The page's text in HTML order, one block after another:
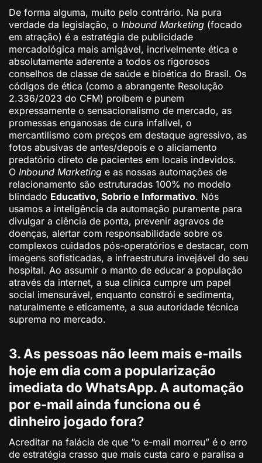
De forma alguma, muito pelo contrário. Na pura
verdade da legislação, o Inbound Marketing (focado
em atração) é a estratégia de publicidade
mercadológica mais amigável, incrivelmente ética e
absolutamente aderente a todos os rigorosos
conselhos de classe de saúde e bioética do Brasil. Os
códigos de ética (como a abrangente Resolução
2.336/2023 do CFM) proíbem e punem
expressamente o sensacionalismo de mercado, as
promessas enganosas de cura infalível, o
mercantilismo com preços em destaque agressivo, as
fotos abusivas de antes/depois e o aliciamento
predatório direto de pacientes em locais indevidos.
O Inbound Marketing e as nossas automações de
relacionamento são estruturadas 100% no modelo
blindado Educativo, Sobrio e Informativo. Nós
usamos a inteligência da automação puramente para
divulgar a ciência de ponta, prevenir agravos de
doenças, alertar com responsabilidade sobre os
complexos cuidados pós-operatórios e destacar, com
imagens sofisticadas, a infraestrutura invejável do seu
hospital. Ao assumir o manto de educar a população
através da internet, a sua clínica cumpre um papel
social imensurável, enquanto constrói e sedimenta,
naturalmente e eticamente, a sua autoridade técnica
suprema no mercado.
3. As pessoas não leem mais e-mails
hoje em dia com a popularização
imediata do WhatsApp. A automação
por e-mail ainda funciona ou é
dinheiro jogado fora?
Acreditar na falácia de que “o e-mail morreu” é o erro
de estratégia crasso que mais custa caro e paralisa a